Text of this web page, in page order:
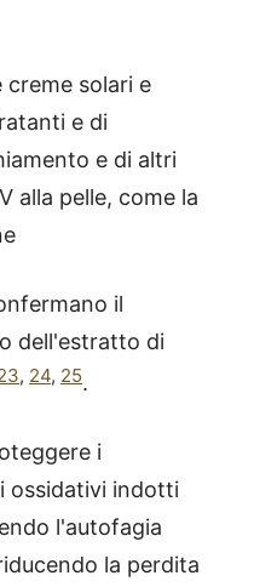
creme solari e
e di
e di altri
alla pelle, come la
il
dell'estratto di
, 24, 25.
i
ossidativi indotti
l'autofagia
la perdita